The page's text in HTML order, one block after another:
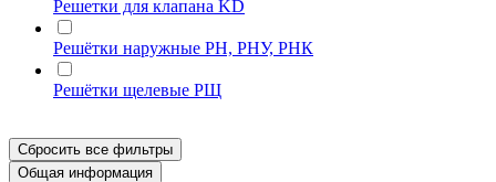
Решетки для клапана KD
Решётки наружные РН, РНУ, РНК
Решётки щелевые РЩ
Сбросить все фильтры
Общая информация